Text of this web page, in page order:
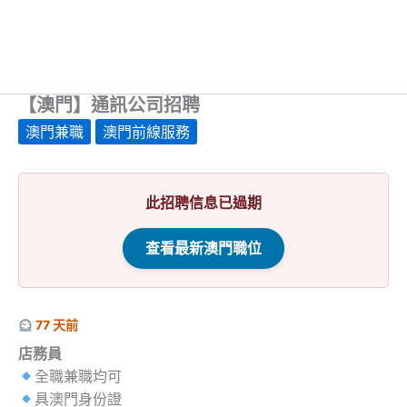
【澳門】通訊公司招聘
澳門兼職 澳門前線服務
此招聘信息已過期
查看最新澳門職位
77 天前
店務員
全職兼職均可
具澳門身份證